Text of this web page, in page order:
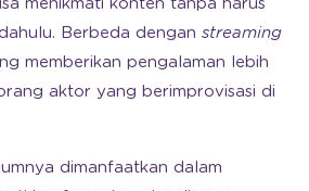
menikmati konten tanpa harus
Berbeda dengan streaming
memberikan pengalaman lebih
aktor yang berimprovisasi di
dimanfaatkan dalam